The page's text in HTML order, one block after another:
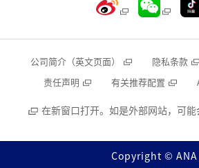
公司简介（英文页面） 隐私条款
责任声明
有关推荐配置
在新窗口打开。如是外部网站，可能
Copyright © ANA